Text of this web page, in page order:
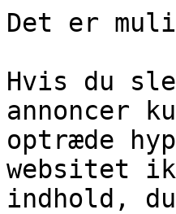
Det er
Hvis du
annoncer
optræde
websitet
indhold,